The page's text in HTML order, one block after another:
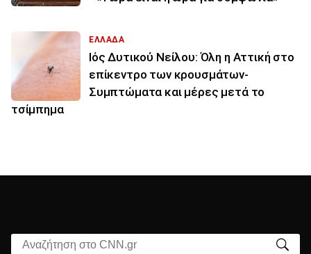
ΕΛΛΑΔΑ
Ιός Δυτικού Νείλου: Όλη η Αττική στο
επίκεντρο των κρουσμάτων-
Συμπτώματα και μέρες μετά το
τσίμπημα
Αναζήτηση στο CNN.gr